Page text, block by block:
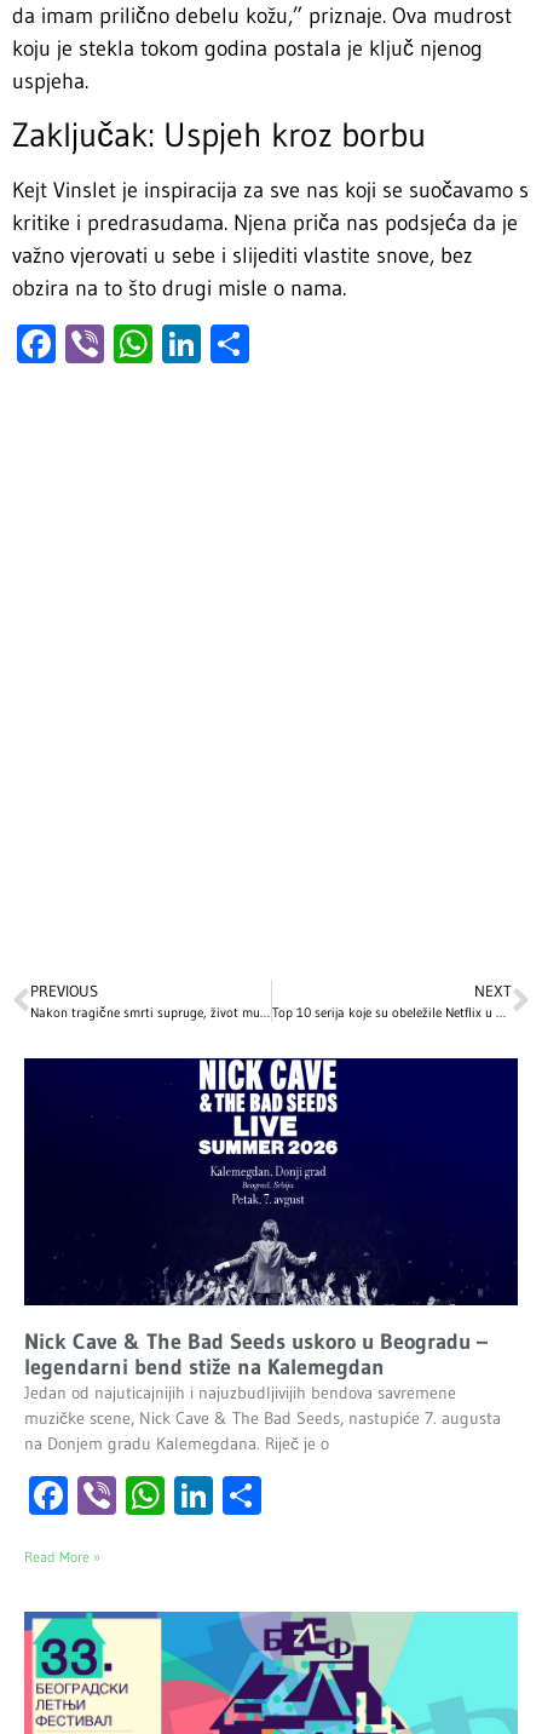
da imam prilično debelu kožu,” priznaje. Ova mudrost
koju je stekla tokom godina postala je ključ njenog
uspjeha.
Zaključak: Uspjeh kroz borbu
Kejt Vinslet je inspiracija za sve nas koji se suočavamo s
kritike i predrasudama. Njena priča nas podsjeća da je
važno vjerovati u sebe i slijediti vlastite snove, bez
obzira na to što drugi misle o nama.
Facebook
ViberWhatsApp
LinkedIn
PREVIOUS
Nakon tragične smrti supruge, život mu je pružio drugu priliku: Emotivna ljubavna priča slavnog glumca slama srca, ali pruža i nadu
NEXT
Top 10 serija koje su obeležile Netflix u 2025: Intenzivne drame, mračne misterije i napeti trileri
Nick Cave & The Bad Seeds uskoro u Beogradu –
legendarni bend stiže na Kalemegdan
Jedan od najuticajnijih i najuzbudljivijih bendova savremene
muzičke scene, Nick Cave & The Bad Seeds, nastupiće 7. augusta
na Donjem gradu Kalemegdana. Riječ je o
Facebook
ViberWhatsApp
LinkedIn
Read More »